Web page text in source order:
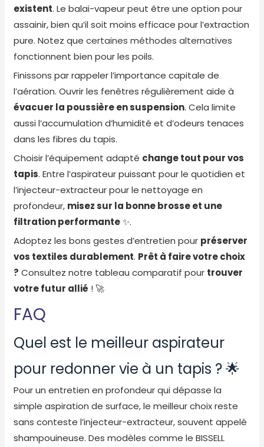
existent. Le balai-vapeur peut être une option pour
assainir, bien qu’il soit moins efficace pour l’extraction
pure. Notez quecertaines méthodes alternatives
fonctionnent bien pour les poils.
Finissons par rappeler l’importance capitale de
l’aération. Ouvrir les fenêtres régulièrement aide à
évacuer la poussière en suspension. Cela limite
aussi l’accumulation d’humidité et d’odeurs tenaces
dans les fibres du tapis.
Choisir l’équipement adapté change tout pour vos
tapis. Entre l’aspirateur puissant pour le quotidien et
l’injecteur-extracteur pour le nettoyage en
profondeur, misez sur la bonne brosse et une
filtration performante✨.
Adoptez les bons gestes d’entretien pour préserver
vos textiles durablement. Prêt à faire votre choix
? Consultez notre tableau comparatif pour trouver
votre futur allié ! 🚀
FAQ
Quel est le meilleur aspirateur
pour redonner vie à un tapis ? 🌟
Pour un entretien en profondeur qui dépasse la
simple aspiration de surface, le meilleur choix reste
sans conteste l’injecteur-extracteur, souvent appelé
shampouineuse. Des modèles comme le BISSELL